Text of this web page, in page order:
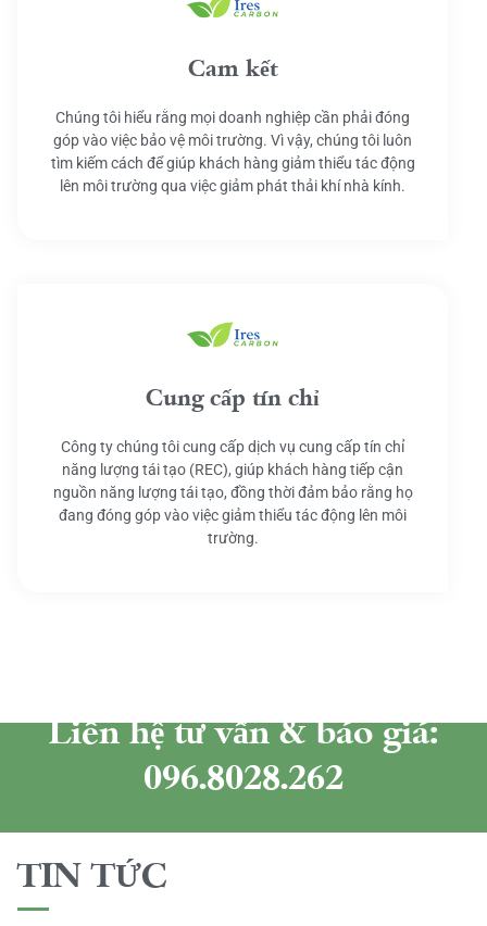
Cam kết
Chúng tôi hiểu rằng mọi doanh nghiệp cần phải đóng
góp vào việc bảo vệ môi trường. Vì vậy, chúng tôi luôn
tìm kiếm cách để giúp khách hàng giảm thiểu tác động
lên môi trường qua việc giảm phát thải khí nhà kính.
Cung cấp tín chỉ
Công ty chúng tôi cung cấp dịch vụ cung cấp tín chỉ
năng lượng tái tạo (REC), giúp khách hàng tiếp cận
nguồn năng lượng tái tạo, đồng thời đảm bảo rằng họ
đang đóng góp vào việc giảm thiểu tác động lên môi
trường.
Liên hệ tư vấn & báo giá:
096.8028.262
TIN TỨC